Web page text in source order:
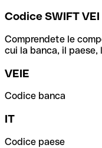
Codice SWIFT VEI
Comprendete le
cui la banca, il
VEIE
Codice banca
IT
Codice paese